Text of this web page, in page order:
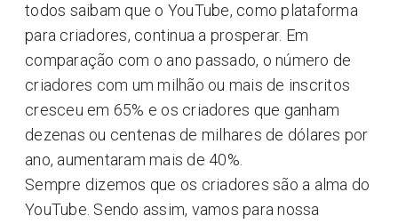
todos saibam que o YouTube, como plataforma
para criadores, continua a prosperar. Em
comparação com o ano passado, o número de
criadores com um milhão ou mais de inscritos
cresceu em 65% e os criadores que ganham
dezenas ou centenas de milhares de dólares por
ano, aumentaram mais de 40%.
Sempre dizemos que os criadores são a alma do
YouTube. Sendo assim, vamos para nossa